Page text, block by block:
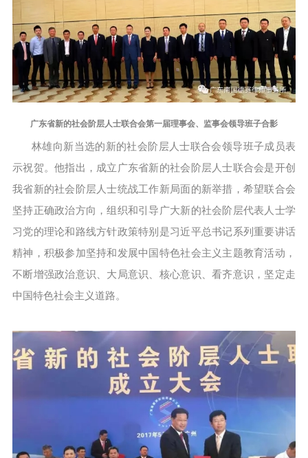
广东省新的社会阶层人士联合会第一届理事会、监事会领导班子合影
林雄向新当选的新的社会阶层人士联合会领导班子成员表
示祝贺。他指出，成立广东省新的社会阶层人士联合会是开创
我省新的社会阶层人士统战工作新局面的新举措，希望联合会
坚持正确政治方向，组织和引导广大新的社会阶层代表人士学
习党的理论和路线方针政策特别是习近平总书记系列重要讲话
精神，积极参加坚持和发展中国特色社会主义主题教育活动，
不断增强政治意识、大局意识、核心意识、看齐意识，坚定走
中国特色社会主义道路。